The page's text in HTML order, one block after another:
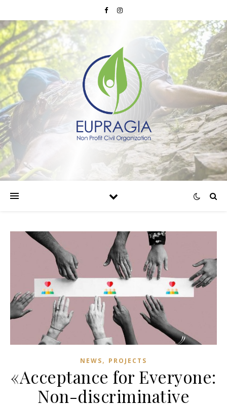
NEWS, PROJECTS
«Acceptance for Everyone:
Non-discriminative